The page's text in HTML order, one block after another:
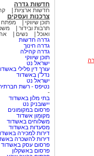
חדשות גדרה
חדשות ארציות
צרכנות ועסקים
תוכן שיווקי
מפתח
תרבות ובידור
ואוכל
נשים
גדרה חדשות
גדרה חינוך
גדרה קהילה
תוכן שיווקי
ישראל נט
עורך דין פלילי
נדל"ן באשדוד
ישראל נט
נטיפס - רשת
-
בתי מלון באשדוד
יישובניק נט
פרסום במקומונים
מקומון אשדוד
משלוחים באשדוד
מסעדות באשדוד
דירות למכירה
דירות להשכרה
פרסום עסק באשדוד
פרסום באשקלון